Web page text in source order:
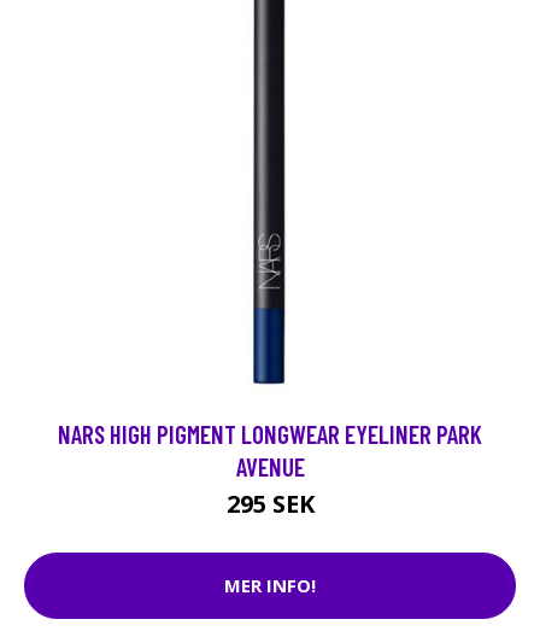
NARS HIGH PIGMENT LONGWEAR EYELINER PARK
AVENUE
295 SEK
MER INFO!